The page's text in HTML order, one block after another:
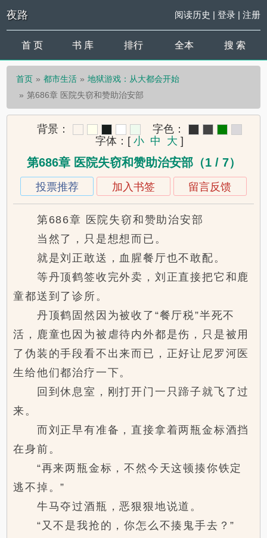
夜路 阅读历史 | 登录| 注册
首 页 书 库 排行 全本 搜 索
首页 都市生活
地狱游戏：从大都会开始
第686章 医院失窃和赞助治安部
背景：
字色：
字体： [ 小 中 大 ]
第686章 医院失窃和赞助治安部（1 / 7）
投票推荐 加入书签 留言反馈
第686章 医院失窃和赞助治安部
当然了，只是想想而已。
就是刘正敢送，血腥餐厅也不敢配。
等丹顶鹤签收完外卖，刘正直接把它和鹿
童都送到了诊所。
丹顶鹤固然因为被收了“餐厅税”半死不
活，鹿童也因为被虐待内外都是伤，只是被用
了伪装的手段看不出来而已，正好让尼罗河医
生给他们都治疗一下。
回到休息室，刚打开门一只蹄子就飞了过
来。
而刘正早有准备，直接拿着两瓶金标酒挡
在身前。
“再来两瓶金标，不然今天这顿揍你铁定
逃不掉。”
牛马夺过酒瓶，恶狠狠地说道。
“又不是我抢的，你怎么不揍鬼手去？”